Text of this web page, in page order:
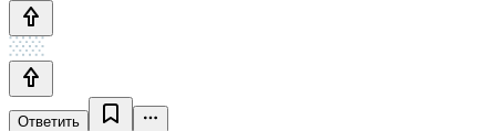
Ответить